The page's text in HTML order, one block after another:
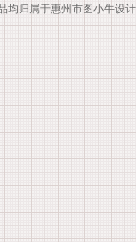
均归属于惠州市图小牛设